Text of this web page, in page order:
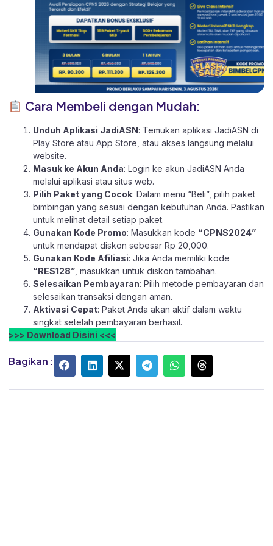
Cara Membeli dengan Mudah:
Unduh Aplikasi JadiASN: Temukan aplikasi JadiASN di
Play Store atau App Store , atau akses langsung melalui
website.
Masuk ke Akun Anda: Login ke akun JadiASN Anda
melalui aplikasi atau situs web.
Pilih Paket yang Cocok: Dalam menu “Beli”, pilih paket
bimbingan yang sesuai dengan kebutuhan Anda. Pastikan
untuk melihat detail setiap paket.
Gunakan Kode Promo: Masukkan kode “CPNS2024”
untuk mendapat diskon sebesar Rp 20,000.
Gunakan Kode Afiliasi: Jika Anda memiliki kode
“RES128” , masukkan untuk diskon tambahan.
Selesaikan Pembayaran: Pilih metode pembayaran dan
selesaikan transaksi dengan aman.
Aktivasi Cepat: Paket Anda akan aktif dalam waktu
singkat setelah pembayaran berhasil.
>>> Download Disini <<<
Bagikan :